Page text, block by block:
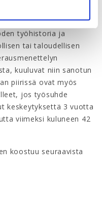
jälkeen
työhistoria ja
tai taloudellisen
kuuluvat niin sanotun
piirissä ovat myös
jos työsuhde
keskeytyksettä 3 vuotta
viimeksi kuluneen 42
koostuu seuraavista